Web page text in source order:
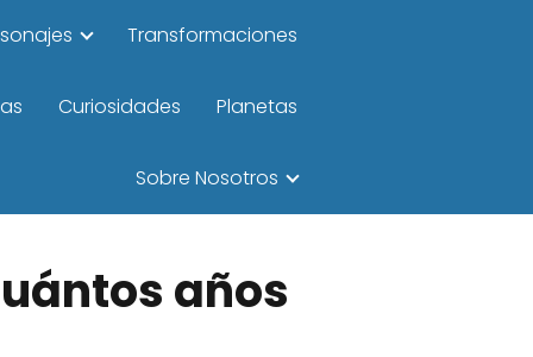
Transformaciones
Curiosidades Planetas
Sobre Nosotros
años